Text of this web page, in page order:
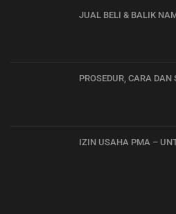
JUAL BELI & BALIK
PROSEDUR, CARA
IZIN USAHA PMA –